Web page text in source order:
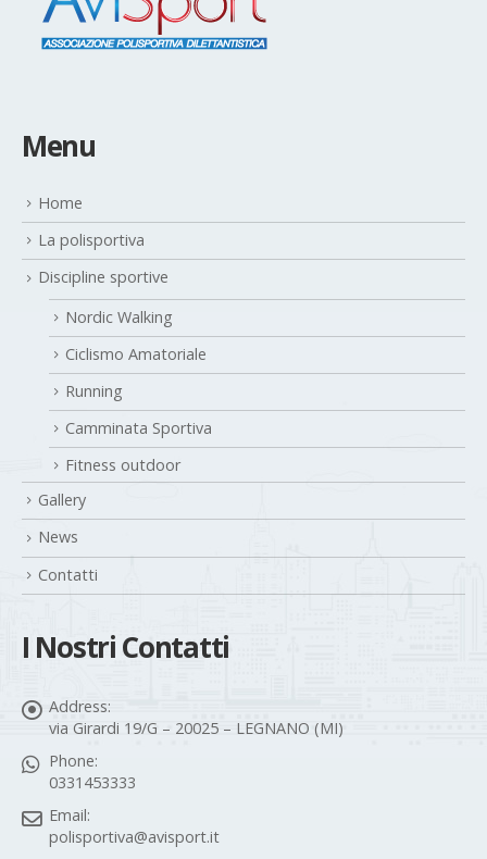
La polisportiva
Discipline sportive
Nordic Walking
Ciclismo Amatoriale
Running
Camminata Sportiva
Fitness outdoor
Gallery
News
Contatti
I Nostri Contatti
via Girardi 19/G – 20025 – LEGNANO (MI)
Phone:
0331453333
Email:
polisportiva@avisport.it